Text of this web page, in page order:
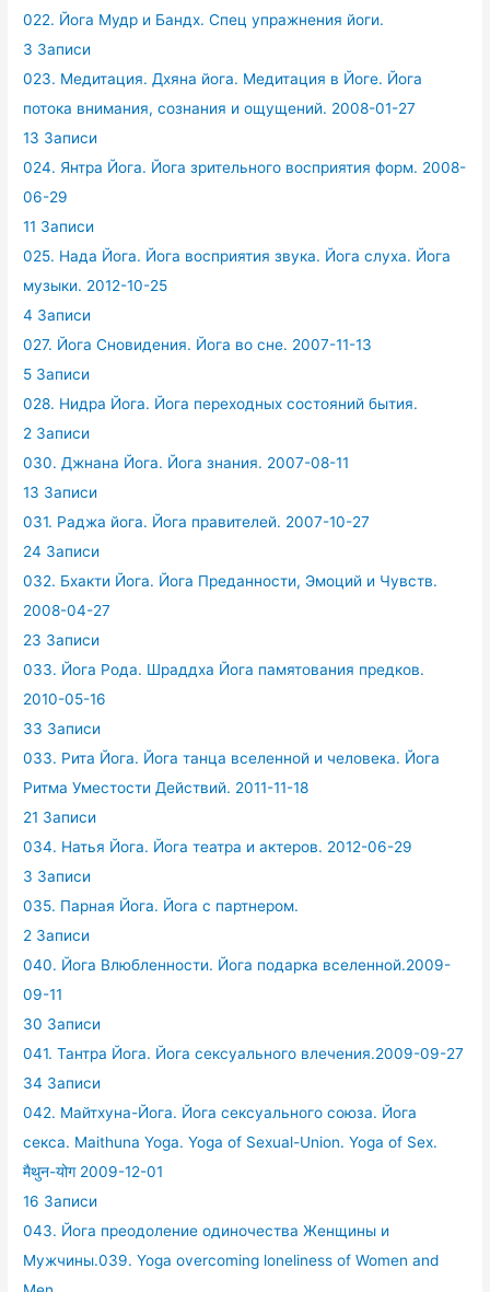
022. Йога Мудр и Бандх. Спец упражнения йоги.
3 Записи
023. Медитация. Дхяна йога. Медитация в Йоге. Йога
потока внимания, сознания и ощущений. 2008-01-27
13 Записи
024. Янтра Йога. Йога зрительного восприятия форм. 2008-
06-29
11 Записи
025. Нада Йога. Йога восприятия звука. Йога слуха. Йога
музыки. 2012-10-25
4 Записи
027. Йога Сновидения. Йога во сне. 2007-11-13
5 Записи
028. Нидра Йога. Йога переходных состояний бытия.
2 Записи
030. Джнана Йога. Йога знания. 2007-08-11
13 Записи
031. Раджа йога. Йога правителей. 2007-10-27
24 Записи
032. Бхакти Йога. Йога Преданности, Эмоций и Чувств.
2008-04-27
23 Записи
033. Йога Рода. Шраддха Йога памятования предков.
2010-05-16
33 Записи
033. Рита Йога. Йога танца вселенной и человека. Йога
Ритма Уместости Действий. 2011-11-18
21 Записи
034. Натья Йога. Йога театра и актеров. 2012-06-29
3 Записи
035. Парная Йога. Йога с партнером.
2 Записи
040. Йога Влюбленности. Йога подарка вселенной.2009-
09-11
30 Записи
041. Тантра Йога. Йога сексуального влечения.2009-09-27
34 Записи
042. Майтхуна-Йога. Йога сексуального союза. Йога
секса. Maithuna Yoga. Yoga of Sexual-Union. Yoga of Sex.
मैथुन-योग 2009-12-01
16 Записи
043. Йога преодоление одиночества Женщины и
Мужчины.039. Yoga overcoming loneliness of Women and